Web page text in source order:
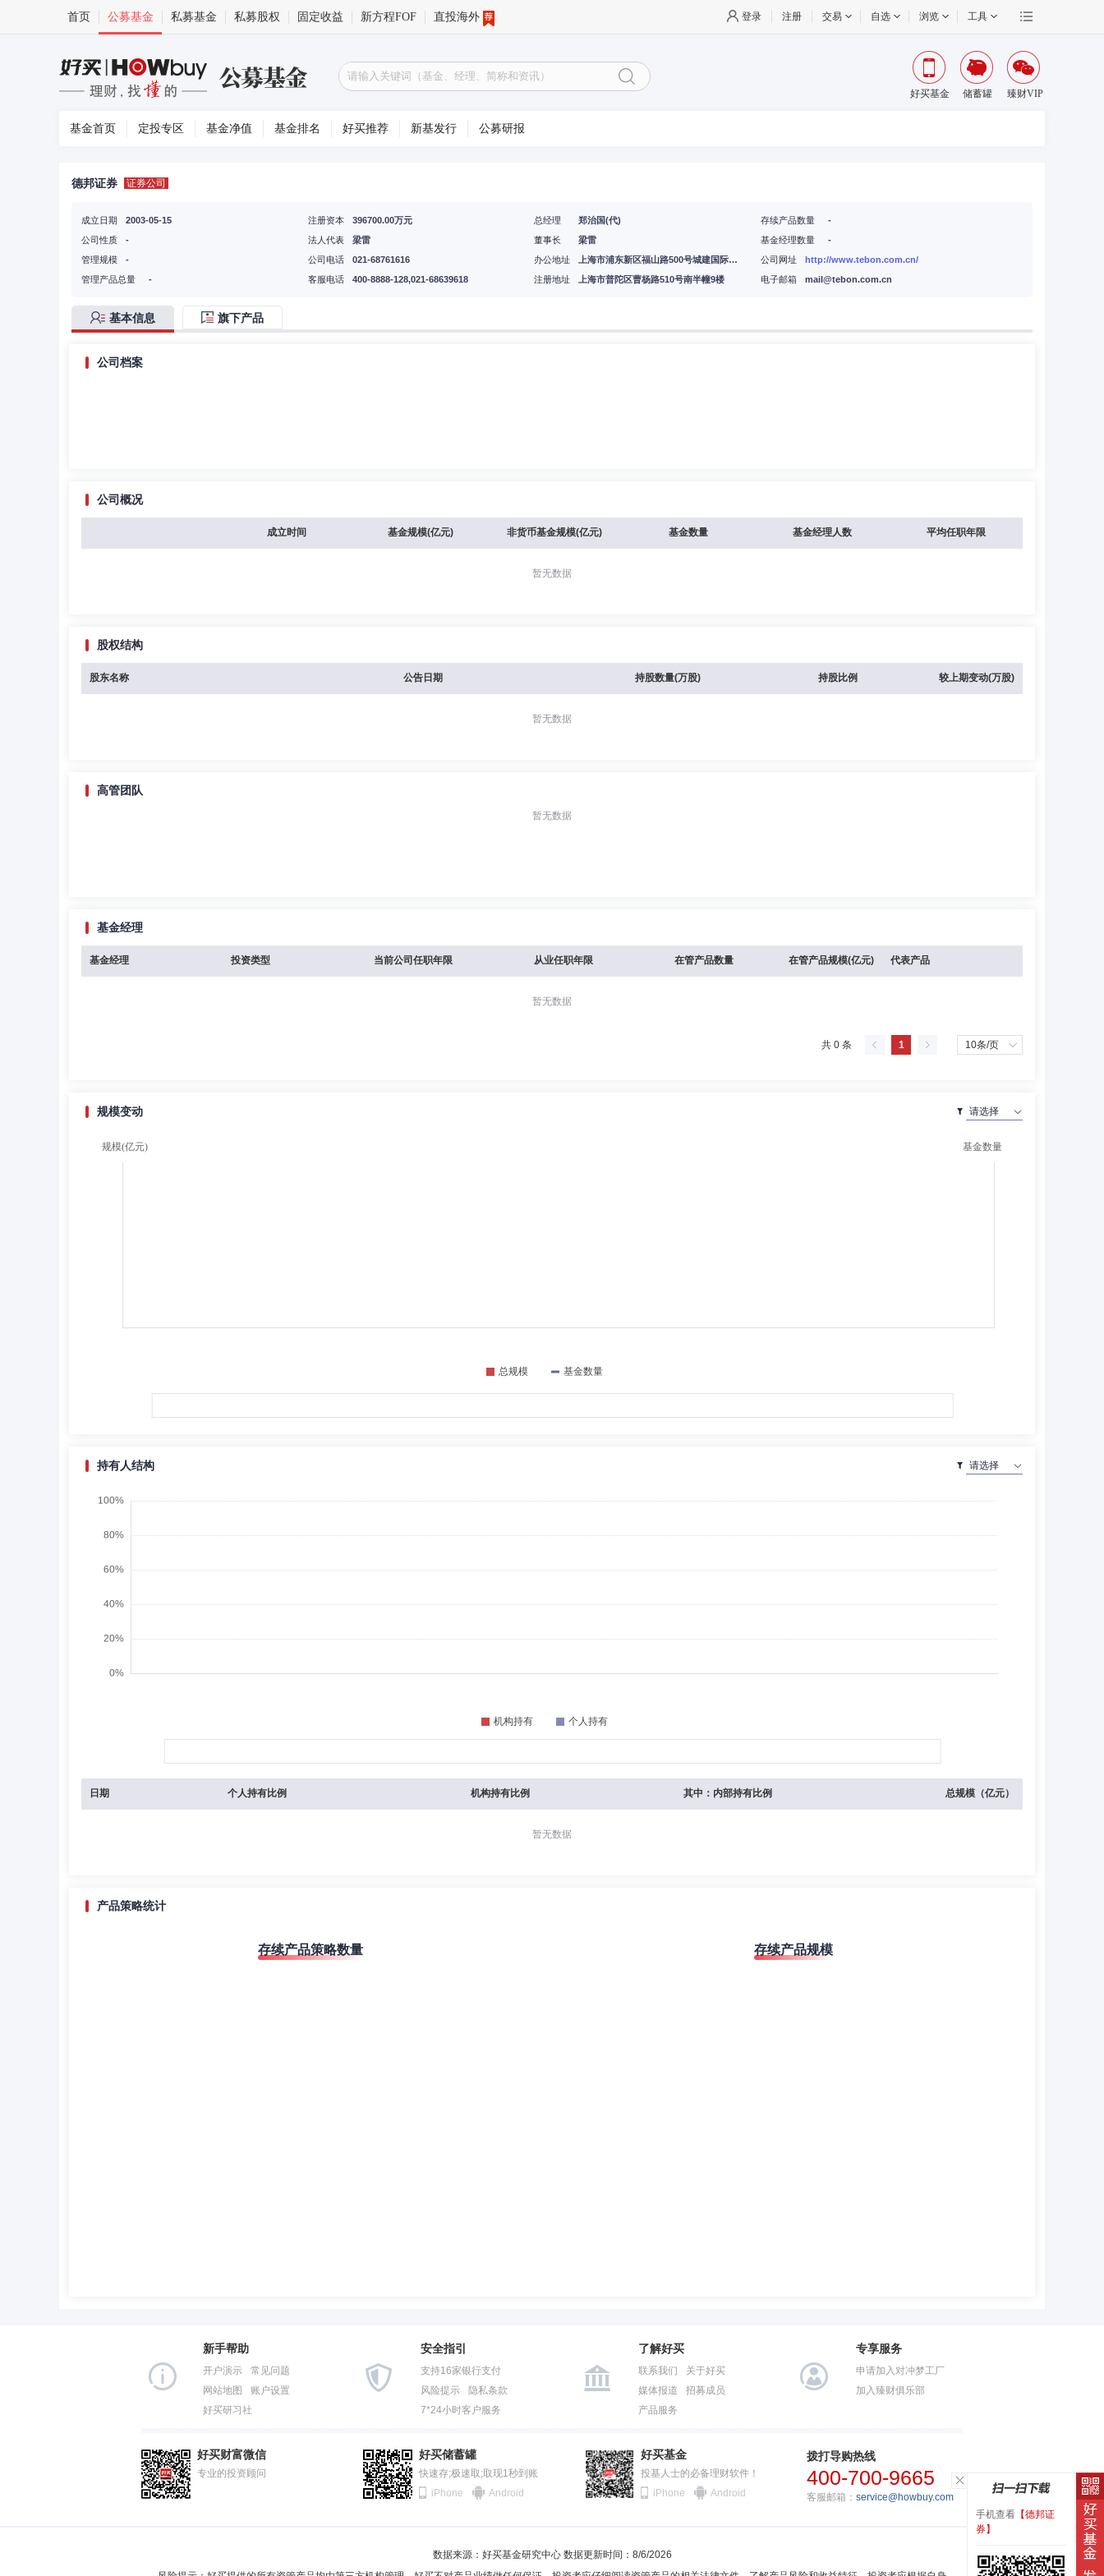
首页 公募基金 私募基金 私募股权 固定收益 新方程FOF 直投海外 登录 注册 交易 自选 浏览 工具
好买基金 储蓄罐 臻财VIP
基金首页 定投专区 基金净值 基金排名 好买推荐 新基发行 公募研报
德邦证券 证券公司
成立日期
2003-05-15
公司性质
-
注册资本
396700.00万元
法人代表
梁雷
总经理
郑治国(代)
董事长
梁雷
存续产品数量
-
基金经理数量
-
管理规模
-
管理产品总量
-
公司电话
021-68761616
客服电话
400-8888-128,021-68639618
办公地址
上海市浦东新区福山路500号城建国际中心29楼
注册地址
上海市普陀区曹杨路510号南半幢9楼
公司网址
http://www.tebon.com.cn/
电子邮箱
mail@tebon.com.cn
基本信息 旗下产品
公司档案
公司概况
成立时间 基金规模(亿元) 非货币基金规模(亿元) 基金数量 基金经理人数 平均任职年限
暂无数据
股权结构
股东名称 公告日期 持股数量(万股) 持股比例 较上期变动(万股)
暂无数据
高管团队
暂无数据
基金经理
基金经理 投资类型 当前公司任职年限 从业任职年限 在管产品数量 在管产品规模(亿元) 代表产品
暂无数据
共 0 条 1
规模变动
持有人结构
日期 个人持有比例 机构持有比例 其中：内部持有比例 总规模（亿元）
暂无数据
产品策略统计
存续产品策略数量 存续产品规模
手机查看 【德邦证
券】
新手帮助
开户演示
常见问题
网站地图
账户设置
好买研习社
安全指引
支持16家银行支付
风险提示
隐私条款
7*24小时客户服务
了解好买
联系我们
关于好买
媒体报道
招募成员
产品服务
专享服务
申请加入对冲梦工厂
加入臻财俱乐部
好买财富微信
专业的投资顾问
好买储蓄罐
快速存;极速取;取现1秒到账
iPhone
Android
好买基金
投基人士的必备理财软件！
iPhone
Android
拨打导购热线
400-700-9665
客服邮箱： service@howbuy.com
数据来源：好买基金研究中心 数据更新时间：8/6/2026